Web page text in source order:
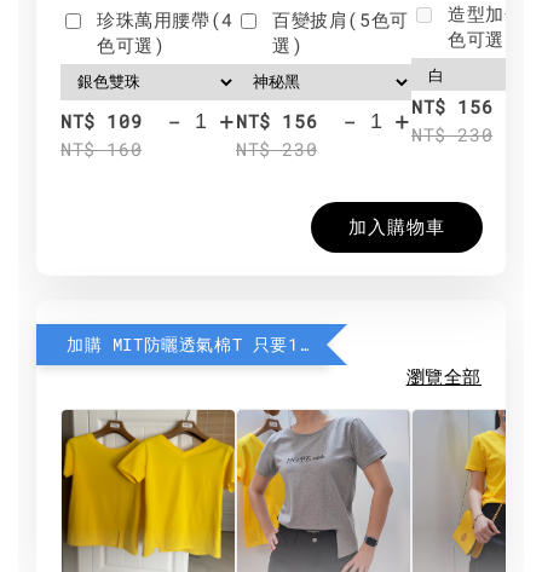
珍珠萬用腰帶(4
色可選)
NT$ 109
NT$ 160
- +
百變披肩(5色可
選)
NT$ 156
NT$ 230
- +
造型加分
色可選)
NT$ 156
NT$ 230
加入購物車
加購 MIT防曬透氣棉T 只要190元
瀏覽全部